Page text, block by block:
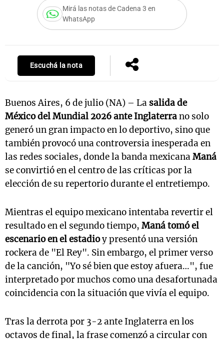
Mirá las notas de Cadena 3 en
WhatsApp
Escuchá la nota
Buenos Aires, 6 de julio (NA) – La salida de
México del Mundial 2026 ante Inglaterrano solo
generó un gran impacto en lo deportivo, sino que
también provocó una controversia inesperada en
las redes sociales, donde la banda mexicanaManá
se convirtió en el centro de las críticas por la
elección de su repertorio durante el entretiempo.
Mientras el equipo mexicano intentaba revertir el
resultado en el segundo tiempo, Maná tomó el
escenario en el estadioy presentó una versión
rockera de "El Rey". Sin embargo, el primer verso
de la canción, "Yo sé bien que estoy afuera…", fue
interpretado por muchos como una desafortunada
coincidencia con la situación que vivía el equipo.
Tras la derrota por 3-2 ante Inglaterra en los
octavos de final, la frase comenzó a circular con